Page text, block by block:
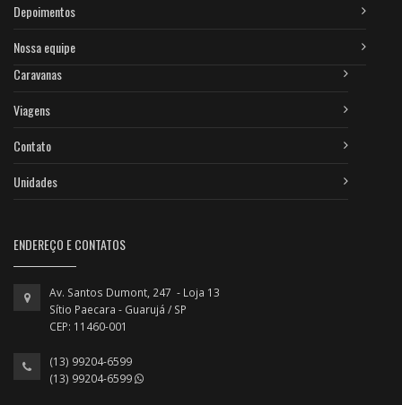
Depoimentos
Nossa equipe
Caravanas
Viagens
Contato
Unidades
ENDEREÇO E CONTATOS
Av. Santos Dumont, 247 - Loja 13
Sítio Paecara - Guarujá / SP
CEP: 11460-001
(13) 99204-6599
(13) 99204-6599